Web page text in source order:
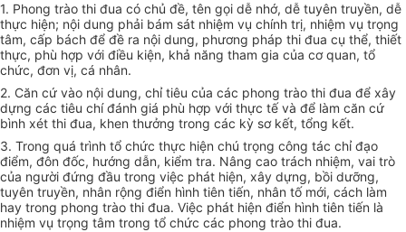
1. Phong trào thi đua có chủ đề, tên gọi dễ nhớ, dễ tuyên truyền, dễ
thực hiện; nội dung phải bám sát nhiệm vụ chính trị, nhiệm vụ trọng
tâm, cấp bách để đề ra nội dung, phương pháp thi đua cụ thể, thiết
thực, phù hợp với điều kiện, khả năng tham gia của cơ quan, tổ
chức, đơn vị, cá nhân.
2. Căn cứ vào nội dung, chỉ tiêu của các phong trào thi đua để xây
dựng các tiêu chí đánh giá phù hợp với thực tế và để làm căn cứ
bình xét thi đua, khen thưởng trong các kỳ sơ kết, tổng kết.
3. Trong quá trình tổ chức thực hiện chú trọng công tác chỉ đạo
điểm, đôn đốc, hướng dẫn, kiểm tra. Nâng cao trách nhiệm, vai trò
của người đứng đầu trong việc phát hiện, xây dựng, bồi dưỡng,
tuyên truyền, nhân rộng điển hình tiên tiến, nhân tố mới, cách làm
hay trong phong trào thi đua. Việc phát hiện điển hình tiên tiến là
nhiệm vụ trọng tâm trong tổ chức các phong trào thi đua.